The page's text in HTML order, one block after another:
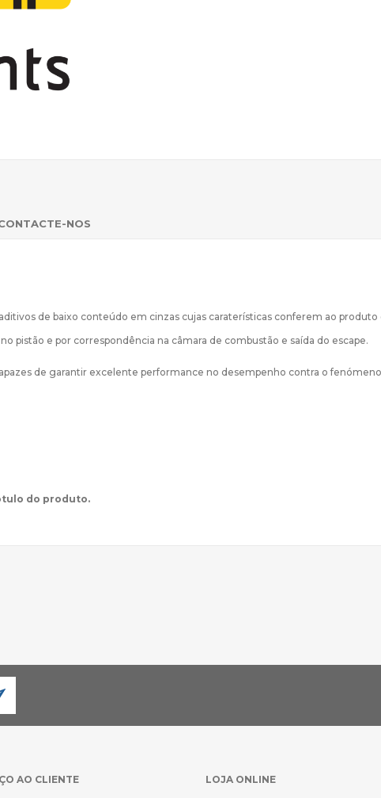
NOS
de baixo conteúdo em cinzas cujas caraterísticas conferem ao
pistão e por correspondência na câmara de combustão e saída do escape.
de garantir excelente performance no desempenho contra o
do produto.
AO CLIENTE LOJA ONLINE